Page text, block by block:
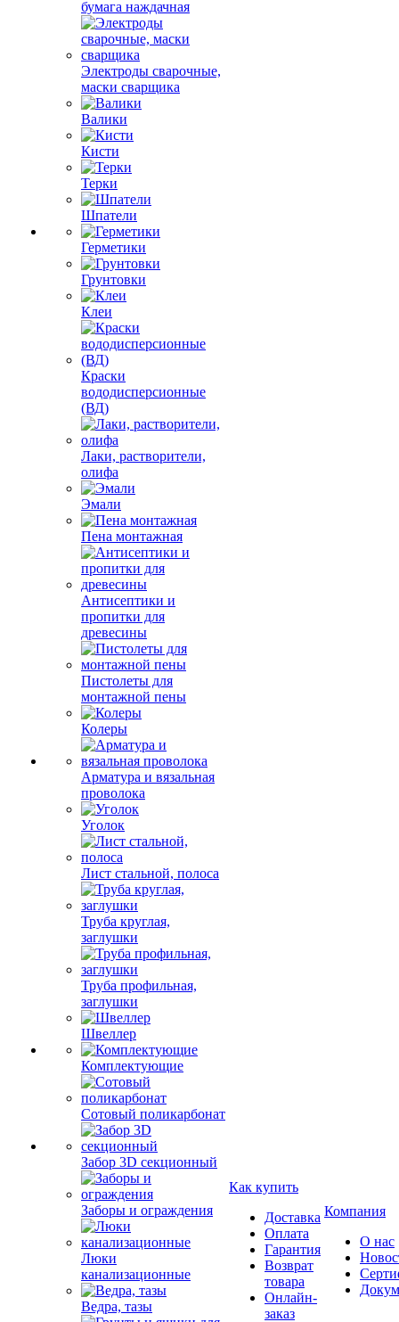
бумага наждачная
Электроды сварочные,
маски сварщика
Валики
Кисти
Терки
Шпатели
Герметики
Грунтовки
Клеи
Краски
вододисперсионные
(ВД)
Лаки, растворители,
олифа
Эмали
Пена монтажная
Антисептики и
пропитки для
древесины
Пистолеты для
монтажной пены
Колеры
Арматура и вязальная
проволока
Уголок
Лист стальной, полоса
Труба круглая,
заглушки
Труба профильная,
заглушки
Швеллер
Комплектующие
Сотовый поликарбонат
Забор 3D секционный
Заборы и ограждения
Люки
канализационные
Ведра, тазы
Как купить
Доставка
Оплата
Гарантия
Возврат
товара
Онлайн-
заказ
Компания
О нас